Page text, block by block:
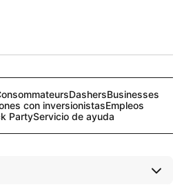
DashersBusinesses
con inversionistasEmpleos
PartyServicio de ayuda